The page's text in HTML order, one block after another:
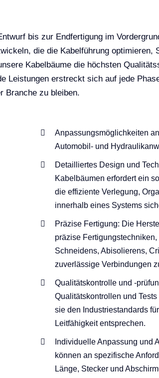
bis zur Endfertigung im
die die Kabelführung optimieren,
Kabelbäume die höchsten
Leistungen erstreckt sich auf jede
Branche zu bleiben.
Anpassungsmöglichkeiten
Automobil- und
Detailliertes Design und
Kabelbäumen erfordert ein
die effiziente Verlegung,
innerhalb eines Systems
Präzise Fertigung: Die
präzise
Schneidens, Abisolierens,
zuverlässige Verbindungen
Qualitätskontrolle und -
Qualitätskontrollen und
sie den Industriestandards
Leitfähigkeit entsprechen.
Individuelle Anpassung und
können an spezifische
Länge, Stecker und